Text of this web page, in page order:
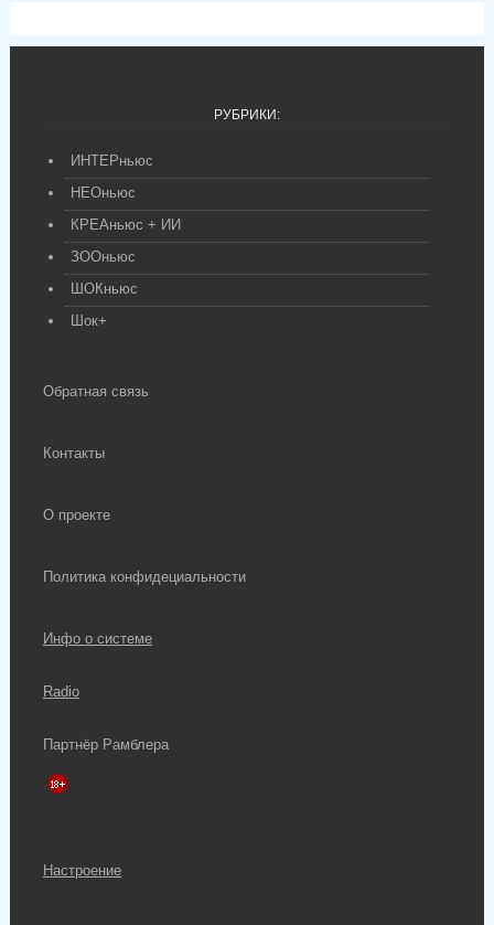
РУБРИКИ:
ИНТЕРньюс
НЕОньюс
КРЕАньюс + ИИ
ЗООньюс
ШОКньюс
Шок+
Обратная связь
Контакты
О проекте
Политика конфидециальности
Инфо о системе
Radio
Партнёр Рамблера
Настроение